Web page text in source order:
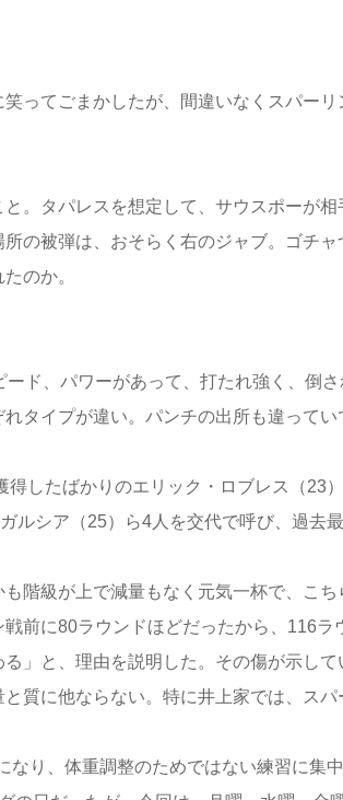
ってごまかしたが、間違いなくスパーリ
。タパレスを想定して、サウスポーが相
の被弾は、おそらく右のジャブ。ゴチャ
のか。
ド、パワーがあって、打たれ強く、倒さ
タイプが違い。パンチの出所も違ってい
したばかりのエリック・ロブレス（23
ルシア（25）ら4人を交代で呼び、過去
級が上で減量もなく元気一杯で、こち
前に80ラウンドほどだったから、116ラ
」と、理由を説明した。その傷が示して
質に他ならない。特に井上家では、スパ
り、体重調整のためではない練習に集